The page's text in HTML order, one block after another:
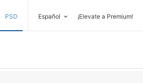
PSD Español ¡Elevate a Premium!